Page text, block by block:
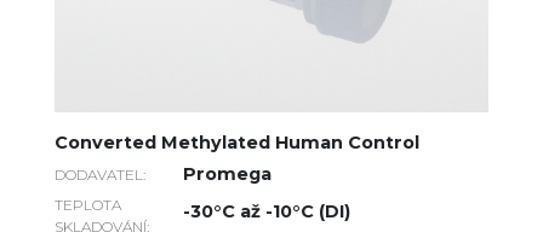
Converted Methylated Human Control
DODAVATEL: Promega
TEPLOTA
SKLADOVÁNÍ:
-30°C až -10°C (DI)